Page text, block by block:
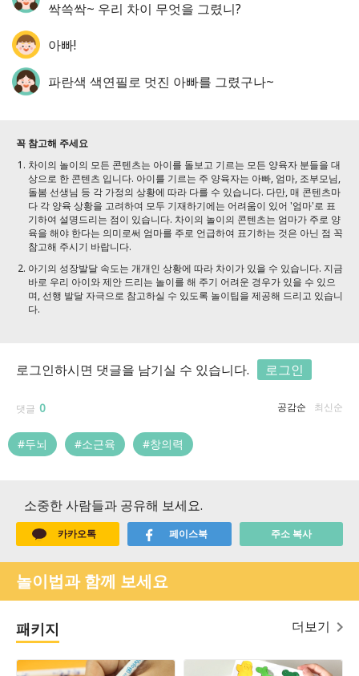
싹쓱싹~ 우리 차이 무엇을 그렸니?
아빠!
파란색 색연필로 멋진 아빠를 그렸구나~
꼭 참고해 주세요
차이의 놀이의 모든 콘텐츠는 아이를 돌보고 기르는 모든 양육자 분들을 대
상으로 한 콘텐츠 입니다. 아이를 기르는 주 양육자는 아빠, 엄마, 조부모님,
돌봄 선생님 등 각 가정의 상황에 따라 다를 수 있습니다. 다만, 매 콘텐츠마
다 각 양육 상황을 고려하여 모두 기재하기에는 어려움이 있어 '엄마'로 표
기하여 설명드리는 점이 있습니다. 차이의 놀이의 콘텐츠는 엄마가 주로 양
육을 해야 한다는 의미로써 엄마를 주로 언급하여 표기하는 것은 아닌 점 꼭
참고해 주시기 바랍니다.
아기의 성장발달 속도는 개개인 상황에 따라 차이가 있을 수 있습니다. 지금
바로 우리 아이와 제안 드리는 놀이를 해 주기 어려운 경우가 있을 수 있으
며, 선행 발달 자극으로 참고하실 수 있도록 놀이팁을 제공해 드리고 있습니
다.
로그인하시면 댓글을 남기실 수 있습니다. 로그인
댓글 0 공감순 최신순
#두뇌 #소근육 #창의력
소중한 사람들과 공유해 보세요.
카카오톡 페이스북 주소 복사
놀이법과 함께 보세요
패키지 더보기